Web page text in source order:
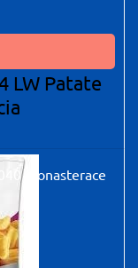
LW Patate
Monasterace